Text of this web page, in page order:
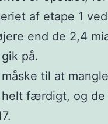
af etape 1
end de 2,4
på.
til at
færdigt, og